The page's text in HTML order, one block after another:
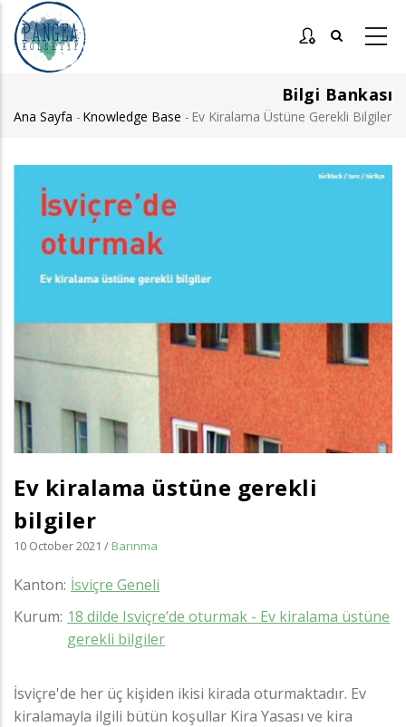
Ana
içeriğe
atla
Bilgi Bankası
Sayfa
yolu
Ana Sayfa - Knowledge Base - Ev Kiralama Üstüne Gerekli Bilgiler
Ev kiralama üstüne gerekli
bilgiler
10 October 2021 / Barınma
Kanton İsviçre Geneli
Kurum 18 dilde Isviçre’de oturmak - Ev kiralama üstüne
gerekli bilgiler
İsviçre'de her üç kişiden ikisi kirada oturmaktadır. Ev
kiralamayla ilgili bütün koşullar Kira Yasası ve kira